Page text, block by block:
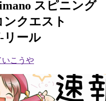
スピニング
クエスト
リール
いこうや